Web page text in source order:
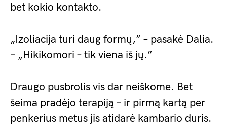
bet kokio kontakto.
„Izoliacija turi daug formų,” – pasakė Dalia.
– „Hikikomori – tik viena iš jų.”
Draugo pusbrolis vis dar neiškome. Bet
šeima pradėjo terapiją – ir pirmą kartą per
penkerius metus jis atidarė kambario duris.